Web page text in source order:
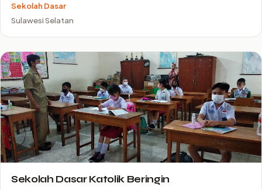
Sekolah Dasar
Sulawesi Selatan
Sekolah Dasar Katolik Beringin